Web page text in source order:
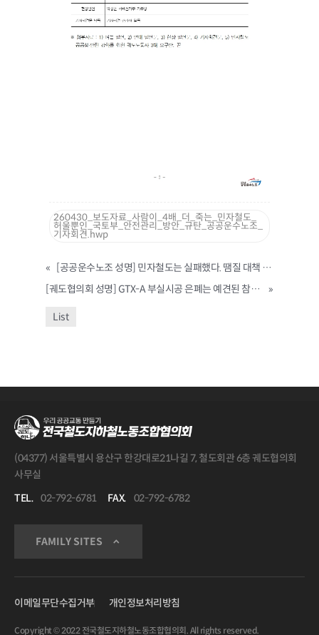
260430_보도자료_사람이_4배_더_죽는_민자철도_
허울뿐인_국토부_안전관리_방안_규탄_공공운수노조_
기자회견.hwp
«
[공공운수노조 성명] 민자철도는 실패했다. 땜질 대책 대신 철도 건설과 운영을 공영화 하라!
[궤도협의회 성명] GTX-A 부실시공 은폐는 예견된 참사! 민자철도의 전면 공영화를 촉구한다!
»
List
(04377) 서울특별시 용산구 한강대로21나길 7, 철도회관 6층 궤도협의회
사무실
TEL. 02-792-6781 FAX. 02-792-6782
FAMILY SITES
이메일무단수집거부 개인정보처리방침
Copyright © 2022 전국철도지하철노동조합협의회. All rights reserved.